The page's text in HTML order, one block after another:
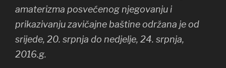
amaterizma posvećenog njegovanju i
prikazivanju zavičajne baštine održana je od
srijede, 20. srpnja do nedjelje, 24. srpnja,
2016.g.